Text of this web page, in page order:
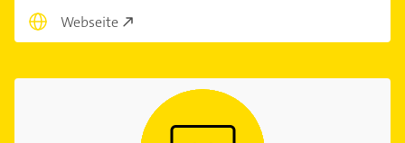
Webseite